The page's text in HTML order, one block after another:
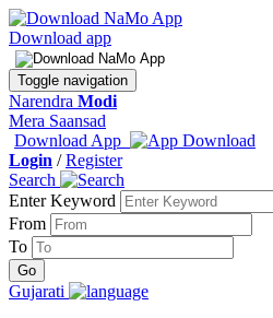
Download app
Toggle navigation
Narendra Modi
Mera Saansad
Download App
Login /Register
Search
Enter Keyword
From
To
Gujarati